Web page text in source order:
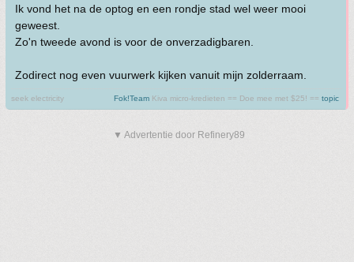
Ik vond het na de optog en een rondje stad wel weer mooi
geweest.
Zo'n tweede avond is voor de onverzadigbaren.
Zodirect nog even vuurwerk kijken vanuit mijn zolderraam.
seek electricity Fok!Team Kiva micro-kredieten == Doe mee met $25! == topic
▼ Advertentie door Refinery89